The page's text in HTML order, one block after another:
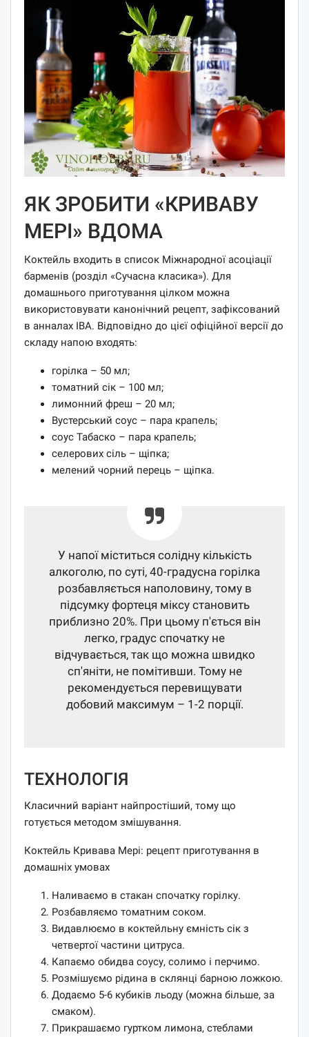
ЯК ЗРОБИТИ «КРИВАВУ
МЕРІ» ВДОМА
Коктейль входить в список Міжнародної асоціації
барменів (розділ «Сучасна класика»). Для
домашнього приготування цілком можна
використовувати канонічний рецепт, зафіксований
в анналах IBA. Відповідно до цієї офіційної версії до
складу напою входять:
горілка – 50 мл;
томатний сік – 100 мл;
лимонний фреш – 20 мл;
Вустерський соус – пара крапель;
соус Табаско – пара крапель;
селерових сіль – щіпка;
мелений чорний перець – щіпка.
У напої міститься солідну кількість
алкоголю, по суті, 40-градусна горілка
розбавляється наполовину, тому в
підсумку фортеця міксу становить
приблизно 20%. При цьому п'ється він
легко, градус спочатку не
відчувається, так що можна швидко
сп'яніти, не помітивши. Тому не
рекомендується перевищувати
добовий максимум – 1-2 порції.
ТЕХНОЛОГІЯ
Класичний варіант найпростіший, тому що
готується методом змішування.
Коктейль Кривава Мері: рецепт приготування в
домашніх умовах
Наливаємо в стакан спочатку горілку.
Розбавляємо томатним соком.
Видавлюємо в коктейльну ємність сік з
четвертої частини цитруса.
Капаємо обидва соусу, солимо і перчимо.
Розмішуємо рідина в склянці барною ложкою.
Додаємо 5-6 кубиків льоду (можна більше, за
смаком).
Прикрашаємо гуртком лимона, стеблами